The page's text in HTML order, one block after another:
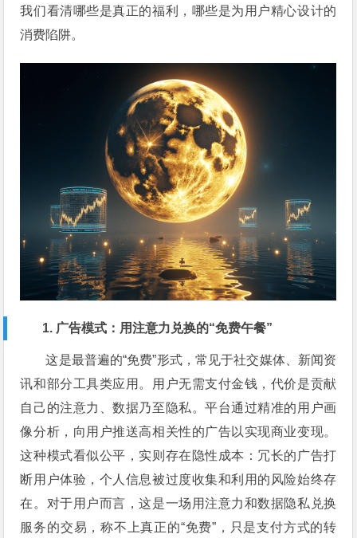
我们看清哪些是真正的福利，哪些是为用户精心设计的
消费陷阱。
1. 广告模式：用注意力兑换的“免费午餐”
这是最普遍的“免费”形式，常见于社交媒体、新闻资
讯和部分工具类应用。用户无需支付金钱，代价是贡献
自己的注意力、数据乃至隐私。平台通过精准的用户画
像分析，向用户推送高相关性的广告以实现商业变现。
这种模式看似公平，实则存在隐性成本：冗长的广告打
断用户体验，个人信息被过度收集和利用的风险始终存
在。对于用户而言，这是一场用注意力和数据隐私兑换
服务的交易，称不上真正的“免费”，只是支付方式的转